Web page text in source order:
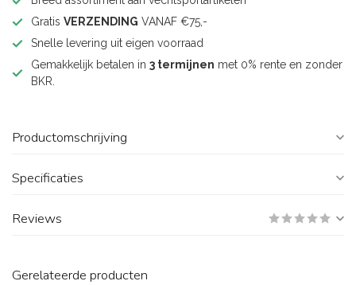
Gratis VERZENDING VANAF €75,-
Snelle levering uit eigen voorraad
Gemakkelijk betalen in 3 termijnen met 0% rente en zonder
BKR.
Productomschrijving
Specificaties
Reviews
Gerelateerde producten